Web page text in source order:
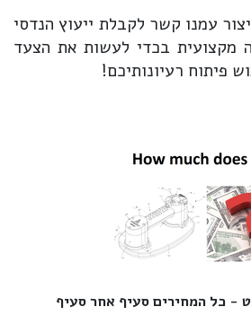
עמנו קשר לקבלת ייעוץ הנדסי
מקצועית בכדי לעשות את הצעד
פיתוח רעיונותיכם!
- כל המחירים סעיף אחר סעיף